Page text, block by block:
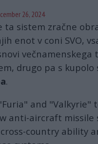
26, 2024
ta sistem zračne
enot v coni SVO,
večnamenskega
drugo pa s
.
and
anti-aircraft missile
country ability